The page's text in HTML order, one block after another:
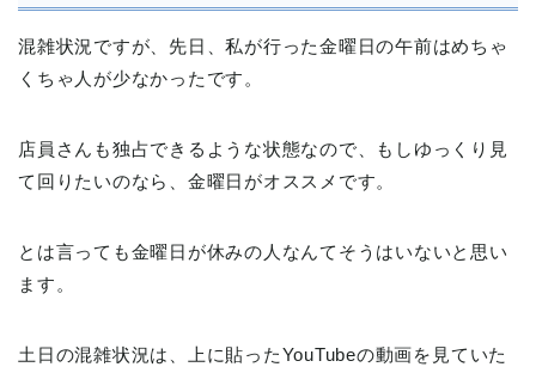
混雑状況ですが、先日、私が行った金曜日の午前はめちゃ
くちゃ人が少なかったです。
店員さんも独占できるような状態なので、もしゆっくり見
て回りたいのなら、金曜日がオススメです。
とは言っても金曜日が休みの人なんてそうはいないと思い
ます。
土日の混雑状況は、上に貼ったYouTubeの動画を見ていた